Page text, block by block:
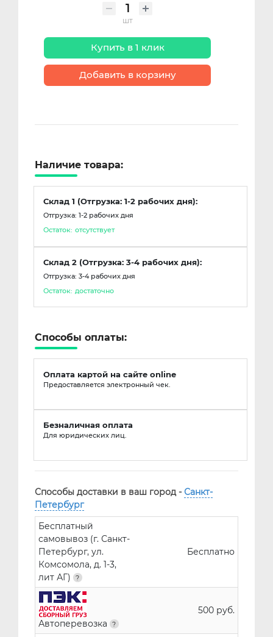
шт
Купить в 1 клик
Добавить в корзину
Наличие товара:
Склад 1 (Отгрузка: 1-2 рабочих дня):
Отгрузка: 1-2 рабочих дня
Остаток: отсутствует
Склад 2 (Отгрузка: 3-4 рабочих дня):
Отгрузка: 3-4 рабочих дня
Остаток: достаточно
Способы оплаты:
Оплата картой на сайте online
Предоставляется электронный чек.
Безналичная оплата
Для юридических лиц.
Способы доставки в ваш город - Санкт-
Петербург
Бесплатный
самовывоз (г. Санкт-
Петербург, ул.
Комсомола, д. 1-3,
лит АГ)
Бесплатно
Автоперевозка
500 руб.